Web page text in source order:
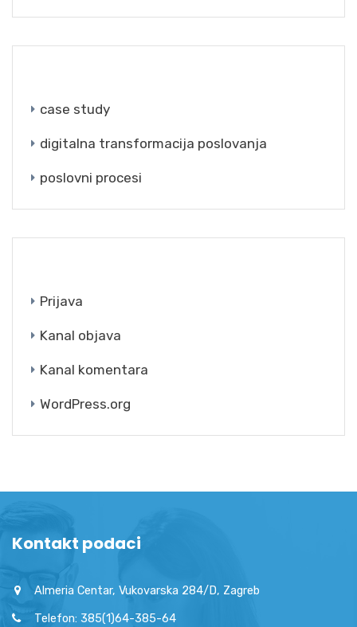
case study
digitalna transformacija poslovanja
poslovni procesi
Prijava
Kanal objava
Kanal komentara
WordPress.org
Kontakt podaci
Almeria Centar, Vukovarska 284/D, Zagreb
Telefon: 385(1)64-385-64